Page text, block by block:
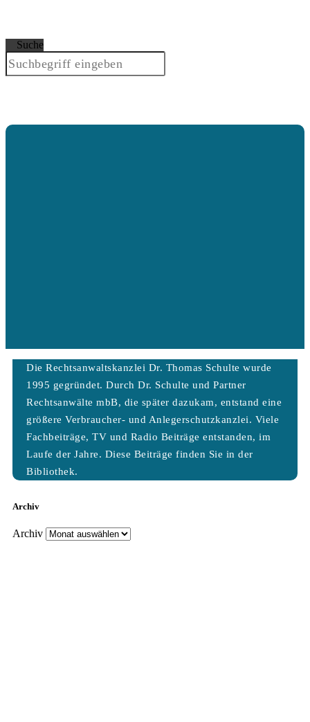
Suche
Die Rechtsanwaltskanzlei Dr. Thomas Schulte wurde
1995 gegründet. Durch Dr. Schulte und Partner
Rechtsanwälte mbB, die später dazukam, entstand eine
größere Verbraucher- und Anlegerschutzkanzlei. Viele
Fachbeiträge, TV und Radio Beiträge entstanden, im
Laufe der Jahre. Diese Beiträge finden Sie in der
Bibliothek.
Archiv
Archiv